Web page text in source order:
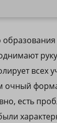
есть